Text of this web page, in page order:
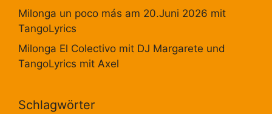
Milonga un poco más am 20.Juni 2026 mit
TangoLyrics
Milonga El Colectivo mit DJ Margarete und
TangoLyrics mit Axel
Schlagwörter